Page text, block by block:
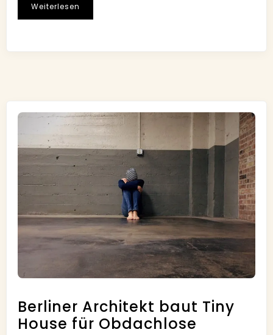
Weiterlesen
Berliner Architekt baut Tiny
House für Obdachlose